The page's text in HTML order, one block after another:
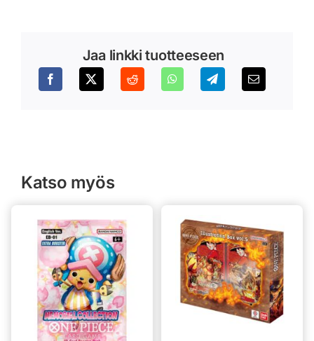
Jaa linkki tuotteeseen
Katso myös